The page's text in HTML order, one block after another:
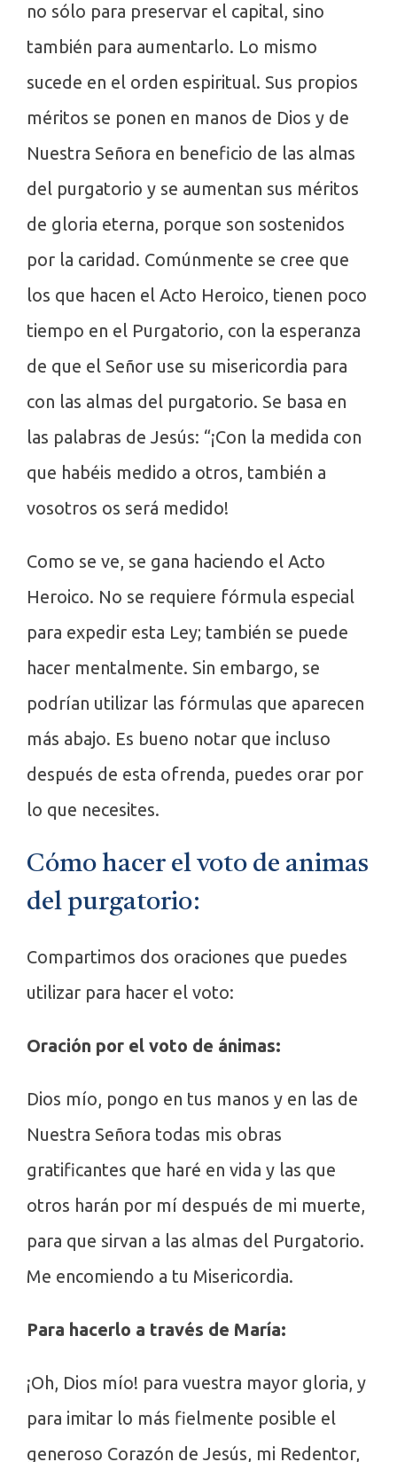
no sólo para preservar el capital, sino
también para aumentarlo. Lo mismo
sucede en el orden espiritual. Sus propios
méritos se ponen en manos de Dios y de
Nuestra Señora en beneficio de las almas
del purgatorio y se aumentan sus méritos
de gloria eterna, porque son sostenidos
por la caridad. Comúnmente se cree que
los que hacen el Acto Heroico, tienen poco
tiempo en el Purgatorio, con la esperanza
de que el Señor use su misericordia para
con las almas del purgatorio. Se basa en
las palabras de Jesús: “¡Con la medida con
que habéis medido a otros, también a
vosotros os será medido!
Como se ve, se gana haciendo el Acto
Heroico. No se requiere fórmula especial
para expedir esta Ley; también se puede
hacer mentalmente. Sin embargo, se
podrían utilizar las fórmulas que aparecen
más abajo. Es bueno notar que incluso
después de esta ofrenda, puedes orar por
lo que necesites.
Cómo hacer el voto de animas
del purgatorio:
Compartimos dos oraciones que puedes
utilizar para hacer el voto:
Oración por el voto de ánimas:
Dios mío, pongo en tus manos y en las de
Nuestra Señora todas mis obras
gratificantes que haré en vida y las que
otros harán por mí después de mi muerte,
para que sirvan a las almas del Purgatorio.
Me encomiendo a tu Misericordia.
Para hacerlo a través de María:
¡Oh, Dios mío! para vuestra mayor gloria, y
para imitar lo más fielmente posible el
generoso Corazón de Jesús, mi Redentor,